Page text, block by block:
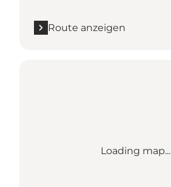
Route anzeigen
Loading map...